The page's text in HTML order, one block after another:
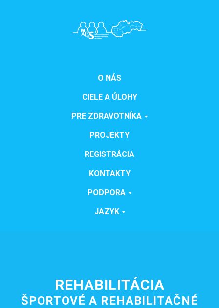
O NÁS
CIELE A ÚLOHY
PRE ZDRAVOTNÍKA
PROJEKTY
REGISTRÁCIA
KONTAKTY
PODPORA
JAZYK
REHABILITÁCIA
ŠPORTOVÉ A REHABILITAČNÉ